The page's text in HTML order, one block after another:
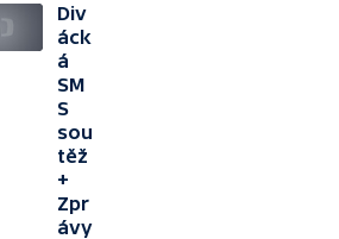
Div
áck
á
SM
S
sou
těž
+
Zpr
ávy